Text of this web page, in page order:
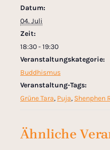
Datum:
04. Juli
Zeit:
18:30 - 19:30
Veranstaltungskategorie:
Buddhismus
Veranstaltung-Tags:
Grüne Tara, Puja, Shenphen
Ähnliche